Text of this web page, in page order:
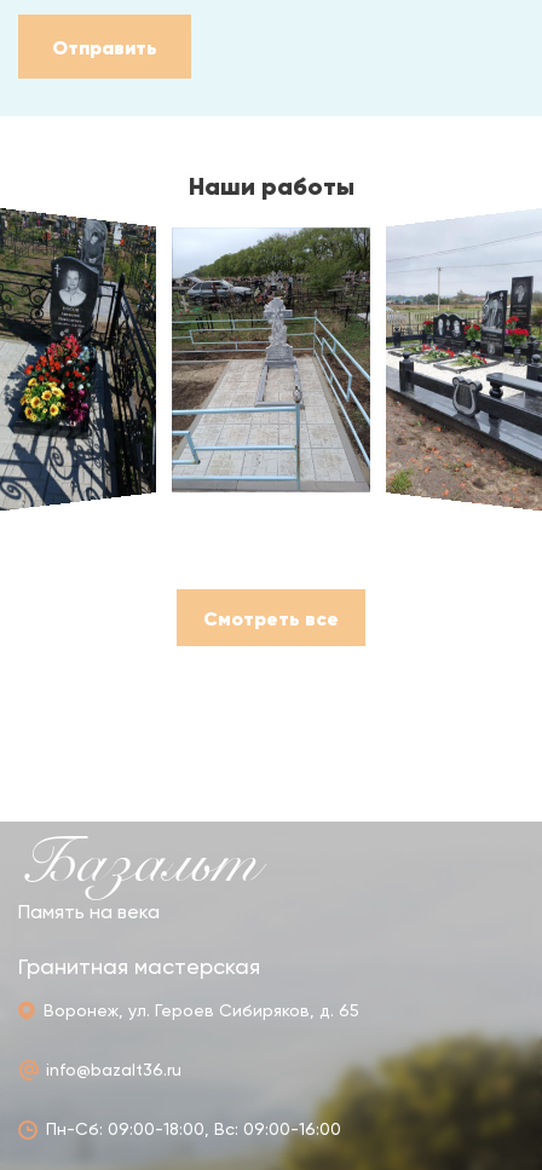
Отправить
Наши работы
Смотреть все
Базальт
Память на века
Гранитная мастерская
Воронеж, ул. Героев Сибиряков, д. 65
info@bazalt36.ru
Пн-Сб: 09:00-18:00, Вс: 09:00-16:00